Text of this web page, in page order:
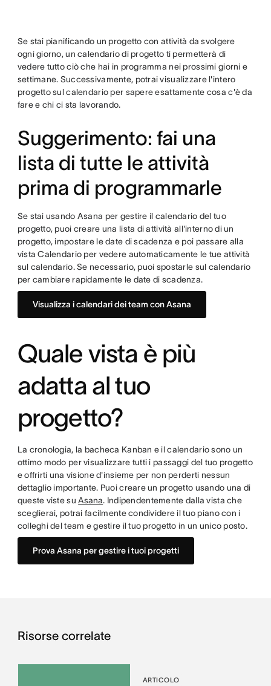
Se stai pianificando un progetto con attività da svolgere
ogni giorno, un calendario di progetto ti permetterà di
vedere tutto ciò che hai in programma nei prossimi giorni e
settimane. Successivamente, potrai visualizzare l'intero
progetto sul calendario per sapere esattamente cosa c'è da
fare e chi ci sta lavorando.
Suggerimento: fai una
lista di tutte le attività
prima di programmarle
Se stai usando Asana per gestire il calendario del tuo
progetto, puoi creare una lista di attività all'interno di un
progetto, impostare le date di scadenza e poi passare alla
vista Calendario per vedere automaticamente le tue attività
sul calendario. Se necessario, puoi spostarle sul calendario
per cambiare rapidamente le date di scadenza.
Visualizza i calendari dei team con Asana
Quale vista è più
adatta al tuo
progetto?
La cronologia, la bacheca Kanban e il calendario sono un
ottimo modo per visualizzare tutti i passaggi del tuo progetto
e offrirti una visione d'insieme per non perderti nessun
dettaglio importante. Puoi creare un progetto usando una di
queste viste suAsana. Indipendentemente dalla vista che
sceglierai, potrai facilmente condividere il tuo piano con i
colleghi del team e gestire il tuo progetto in un unico posto.
Prova Asana per gestire i tuoi progetti
Risorse correlate
ARTICOLO